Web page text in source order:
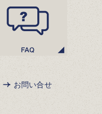
お問い合せ